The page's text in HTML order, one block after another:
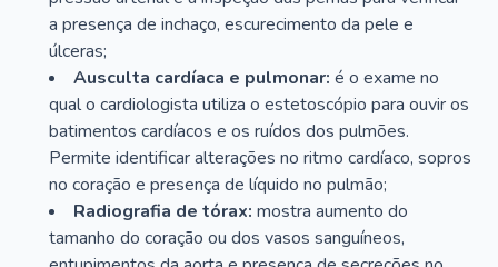
a presença de inchaço, escurecimento da pele e
úlceras;
Ausculta cardíaca e pulmonar: é o exame no
qual o cardiologista utiliza o estetoscópio para ouvir os
batimentos cardíacos e os ruídos dos pulmões.
Permite identificar alterações no ritmo cardíaco, sopros
no coração e presença de líquido no pulmão;
Radiografia de tórax: mostra aumento do
tamanho do coração ou dos vasos sanguíneos,